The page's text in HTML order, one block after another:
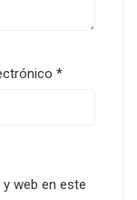
*
web en este